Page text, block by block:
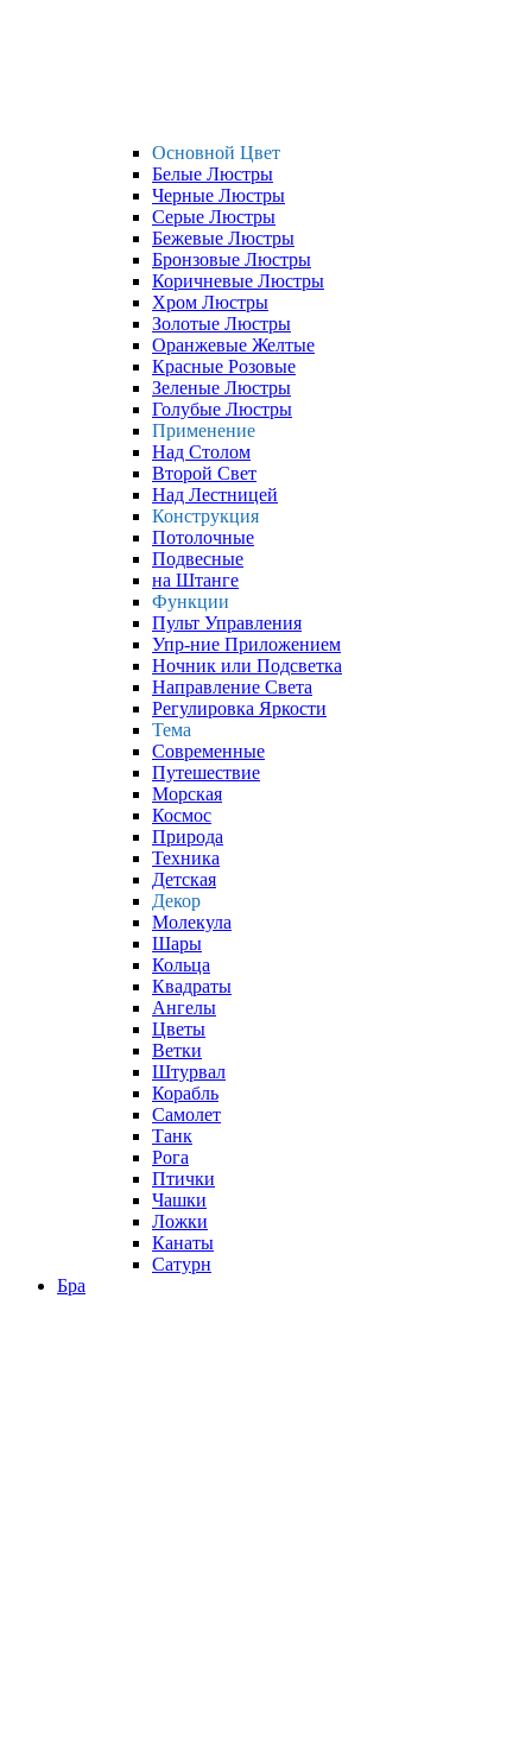
Основной Цвет
Белые Люстры
Черные Люстры
Серые Люстры
Бежевые Люстры
Бронзовые Люстры
Коричневые Люстры
Хром Люстры
Золотые Люстры
Оранжевые Желтые
Красные Розовые
Зеленые Люстры
Голубые Люстры
Применение
Над Столом
Второй Свет
Над Лестницей
Конструкция
Потолочные
Подвесные
на Штанге
Функции
Пульт Управления
Упр-ние Приложением
Ночник или Подсветка
Направление Света
Регулировка Яркости
Тема
Современные
Путешествие
Морская
Космос
Природа
Техника
Детская
Декор
Молекула
Шары
Кольца
Квадраты
Ангелы
Цветы
Ветки
Штурвал
Корабль
Самолет
Танк
Рога
Птички
Чашки
Ложки
Канаты
Сатурн
Бра